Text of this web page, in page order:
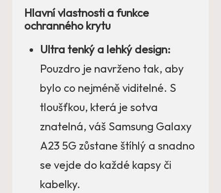
Hlavní vlastnosti a funkce
ochranného krytu
Ultra tenký a lehký design:
Pouzdro je navrženo tak, aby
bylo co nejméně viditelné. S
tloušťkou, která je sotva
znatelná, váš Samsung Galaxy
A23 5G zůstane štíhlý a snadno
se vejde do každé kapsy či
kabelky.